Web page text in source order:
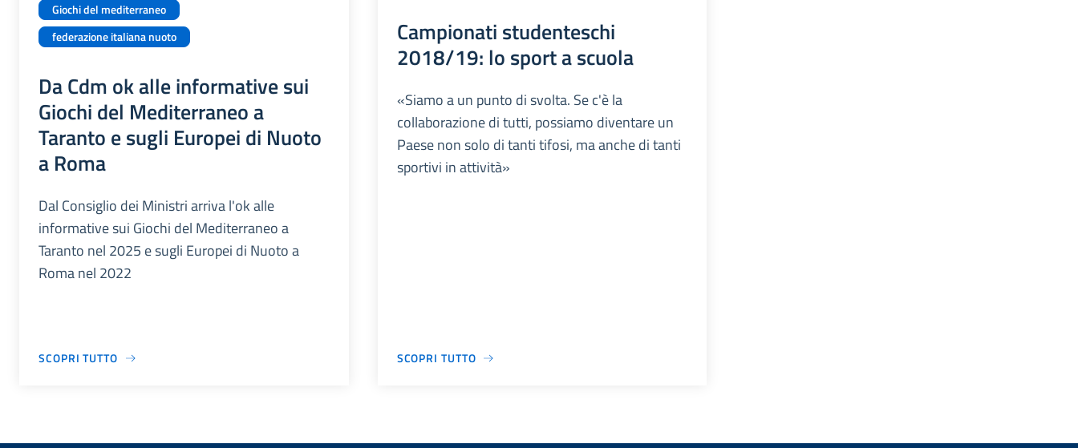
Giochi del mediterraneo
federazione italiana nuoto
Da Cdm ok alle informative sui
Giochi del Mediterraneo a
Taranto e sugli Europei di Nuoto
a Roma
Dal Consiglio dei Ministri arriva l'ok alle
informative sui Giochi del Mediterraneo a
Taranto nel 2025 e sugli Europei di Nuoto a
Roma nel 2022
SCOPRI TUTTO
Campionati studenteschi
2018/19: lo sport a scuola
«Siamo a un punto di svolta. Se c'è la
collaborazione di tutti, possiamo diventare un
Paese non solo di tanti tifosi, ma anche di tanti
sportivi in attività»
SCOPRI TUTTO